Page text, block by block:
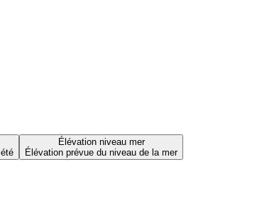
Élévation niveau mer
Élévation prévue du niveau de la mer